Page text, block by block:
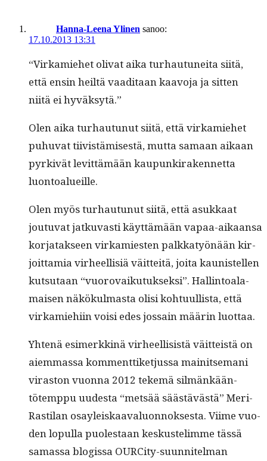
Hanna-Leena Ylinen sanoo:
17.10.2013 13:31
“Virkamiehet oli­vat aika turhau­tunei­ta siitä,
että ensin heiltä vaa­di­taan kaavo­ja ja sit­ten
niitä ei hyväksytä.”
Olen aika turhau­tunut siitä, että virkamiehet
puhu­vat tiivistämis­es­tä, mut­ta samaan aikaan
pyrkivät levit­tämään kaupunki­raken­net­ta
luontoalueille.
Olen myös turhau­tunut siitä, että asukkaat
joutu­vat jatku­vasti käyt­tämään vapaa-aikaansa
kor­jatak­seen virkami­esten palkkatyönään kir­
joit­tamia virheel­lisiä väit­teitä, joi­ta kau­nis­tellen
kut­su­taan “vuorovaiku­tuk­sek­si”. Hallintoala­
maisen näkökul­mas­ta olisi kohtu­ullista, että
virkamiehi­in voisi edes jos­sain määrin luottaa.
Yht­enä esimerkkinä virheel­li­sistä väit­teistä on
aiem­mas­sa kom­ment­tiketjus­sa mainit­se­mani
viras­ton vuon­na 2012 tekemä silmänkään­
tötemp­pu uud­es­ta “met­sää säästävästä” Meri-
Rasti­lan osayleiskaaval­u­on­nok­ses­ta. Viime vuo­
den lop­ul­la puolestaan keskuste­limme tässä
samas­sa blo­gis­sa OURCi­ty-suun­nitel­man